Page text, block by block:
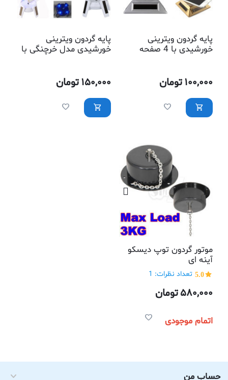
پایه گردون ویترینی
خورشیدی با 4 صفحه
100,000تومان
پایه گردون ویترینی
خورشیدی مدل خرچنگی با
150,000تومان
موتور گردون توپ دیسکو
آینه ای
5.0 تعداد نظرات: 1
580,000تومان
اتمام موجودی
حساب من